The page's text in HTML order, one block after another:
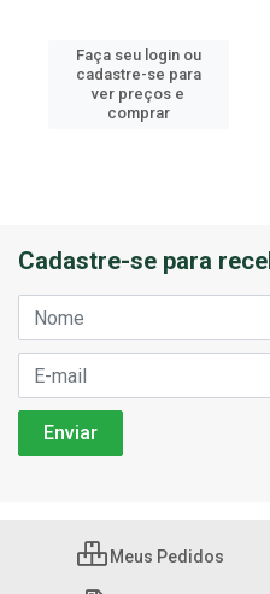
Faça seu login ou
cadastre-se para
ver preços e
comprar
Cadastre-se para
Meus Pedidos